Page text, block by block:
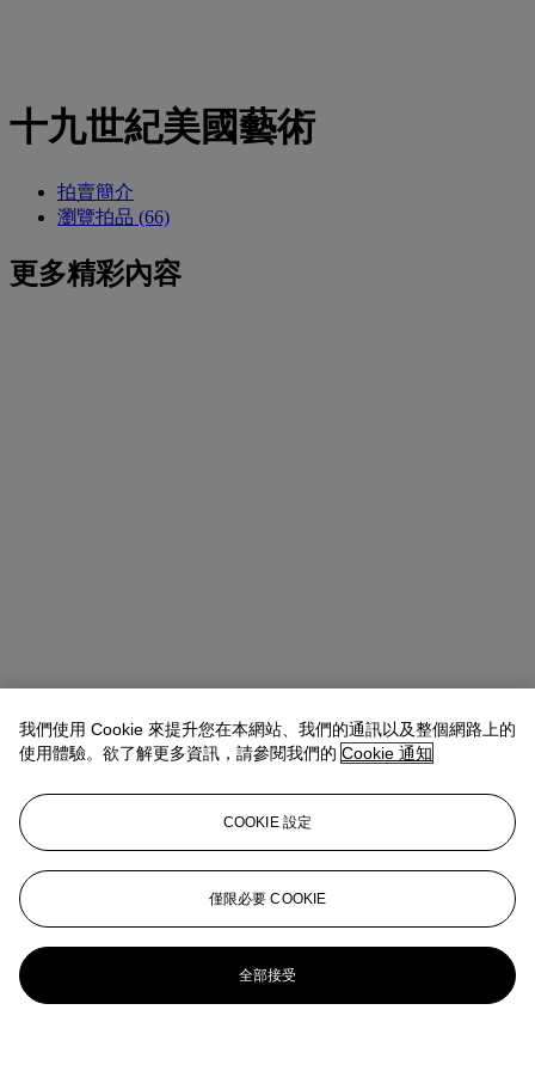
十九世紀美國藝術
拍賣簡介
瀏覽拍品 (66)
更多精彩內容
我們使用 Cookie 來提升您在本網站、我們的通訊以及整個網路上的
使用體驗。欲了解更多資訊，請參閱我們的 Cookie 通知
COOKIE 設定
僅限必要 COOKIE
全部接受